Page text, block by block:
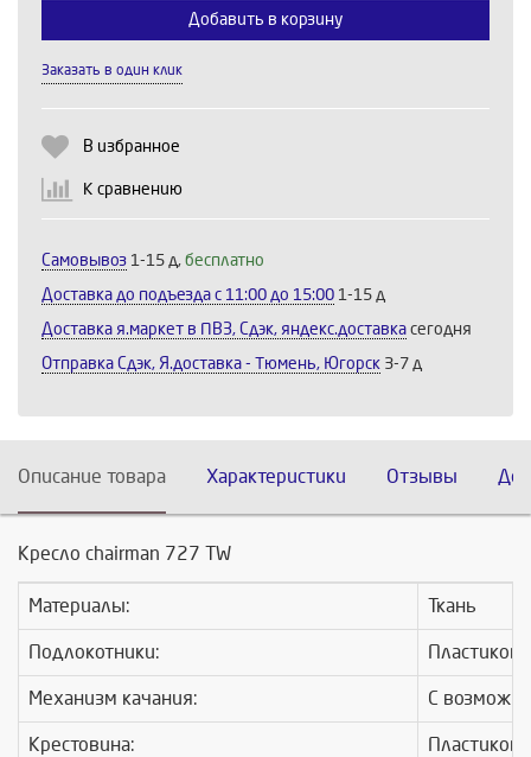
Выберите количество:
Продолжить
Добавить в корзину
Заказать в один клик
В избранное
К сравнению
Самовывоз 1-15 д, бесплатно
Доставка до подъезда c 11:00 до 15:00 1-15 д
Доставка я.маркет в ПВЗ, Сдэк, яндекс.доставка сегодня
Отправка Сдэк, Я.доставка - Тюмень, Югорск 3-7 д
Описание товара Характеристики Отзывы
Кресло chairman 727 TW
Материалы: Ткань
Подлокотники:
Механизм качания: С
Крестовина: